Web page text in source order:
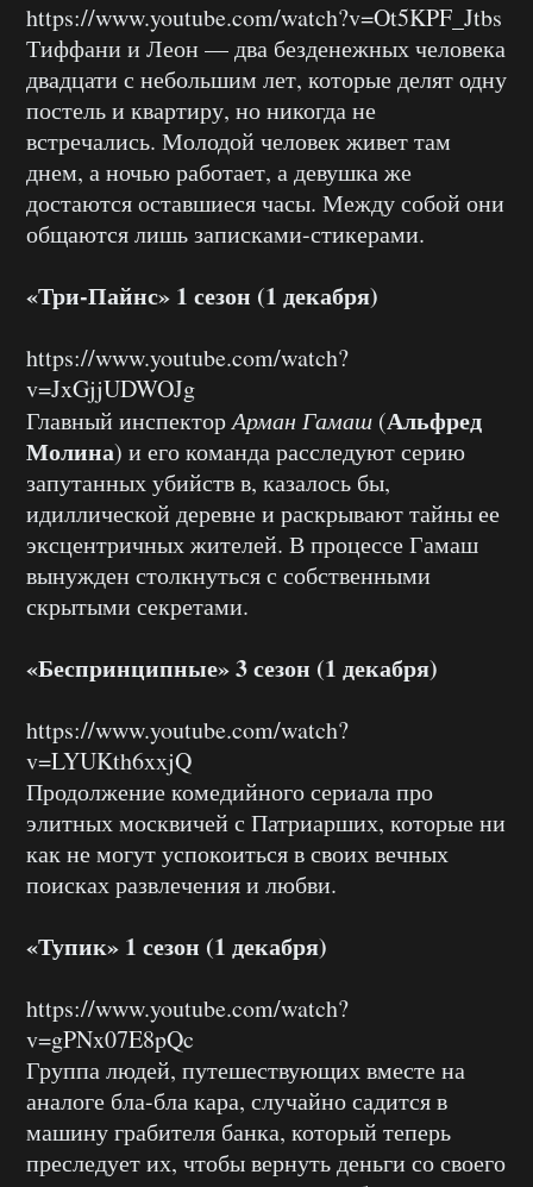
https://www.youtube.com/watch?v=Ot5KPF_Jtbs
Тиффани и Леон — два безденежных человека
двадцати с небольшим лет, которые делят одну
постель и квартиру, но никогда не
встречались. Молодой человек живет там
днем, а ночью работает, а девушка же
достаются оставшиеся часы. Между собой они
общаются лишь записками-стикерами.
«Три-Пайнс» 1 сезон (1 декабря)
https://www.youtube.com/watch?
v=JxGjjUDWOJg
Главный инспекторАрман Гамаш (Альфред
Молина) и его команда расследуют серию
запутанных убийств в, казалось бы,
идиллической деревне и раскрывают тайны ее
эксцентричных жителей. В процессе Гамаш
вынужден столкнуться с собственными
скрытыми секретами.
«Беспринципные» 3 сезон (1 декабря)
https://www.youtube.com/watch?
v=LYUKth6xxjQ
Продолжение комедийного сериала про
элитных москвичей с Патриарших, которые ни
как не могут успокоиться в своих вечных
поисках развлечения и любви.
«Тупик» 1 сезон (1 декабря)
https://www.youtube.com/watch?
v=gPNx07E8pQc
Группа людей, путешествующих вместе на
аналоге бла-бла кара, случайно садится в
машину грабителя банка, который теперь
преследует их, чтобы вернуть деньги со своего